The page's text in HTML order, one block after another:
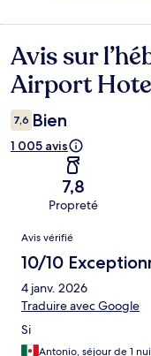
Avis
Avis sur
Airport
7,6 Bien
1 005 avis
7,8
Propreté
Avis
Avis vérifié
10/10
4 janv. 2026
Traduire avec Google
Si
Antonio, séjour de 1